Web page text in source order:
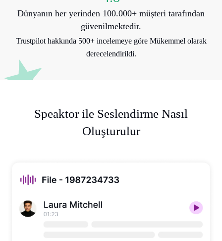
Dünyanın her yerinden 100.000+ müşteri tarafından
güvenilmektedir.
Trustpilot hakkında 500+ incelemeye göre Mükemmel olarak
derecelendirildi.
Speaktor ile Seslendirme Nasıl
Oluşturulur